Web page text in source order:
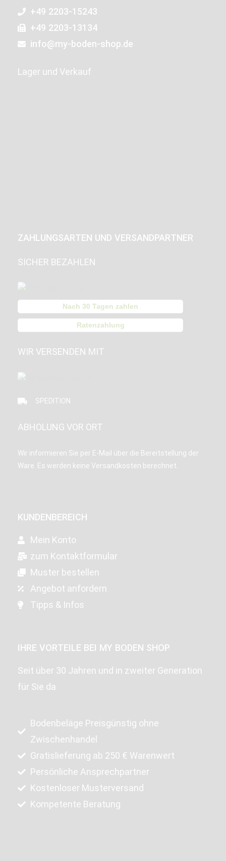
+49 2203-15243
+49 2203-13134
info@my-boden-shop.de
Lager und Verkauf
ZAHLUNGSARTEN UND VERSANDPARTNER
SICHER BEZAHLEN
Nach 30 Tagen zahlen
Ratenzahlung
WIR VERSENDEN MIT
SPEDITION
ABHOLUNG VOR ORT
Wir informieren Sie per E-Mail über die Bereitstellung der
Ware. Es werden keine Versandkosten berechnet.
KUNDENBEREICH
Mein Konto
zum Kontaktformular
Muster bestellen
Angebot anfordern
Tipps & Infos
IHRE VORTEILE BEI MY BODEN SHOP
Seit über 30 Jahren und in zweiter Generation
für Sie da
Bodenbeläge Preisgünstig ohne
Zwischenhandel
Gratislieferung ab 250 € Warenwert
Persönliche Ansprechpartner
Kostenloser Musterversand
Kompetente Beratung